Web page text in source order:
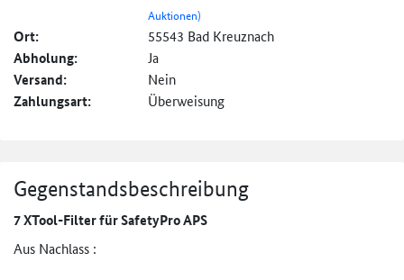
Auktionen)
Ort: 55543 Bad Kreuznach
Abholung: Ja
Versand: Nein
Zahlungsart: Überweisung
Gegenstandsbeschreibung
7 XTool-Filter für SafetyPro APS
Aus Nachlass :